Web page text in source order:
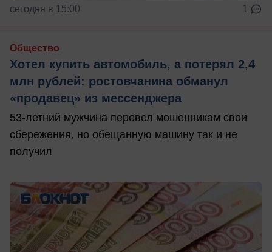
сегодня в 15:00 1
Общество
Хотел купить автомобиль, а потерял 2,4
млн рублей: ростовчанина обманул
«продавец» из мессенджера
53-летний мужчина перевел мошенникам свои
сбережения, но обещанную машину так и не
получил